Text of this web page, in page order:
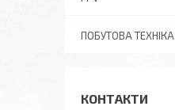
ПОБУТОВА ТЕХНІКА
КОНТАКТИ